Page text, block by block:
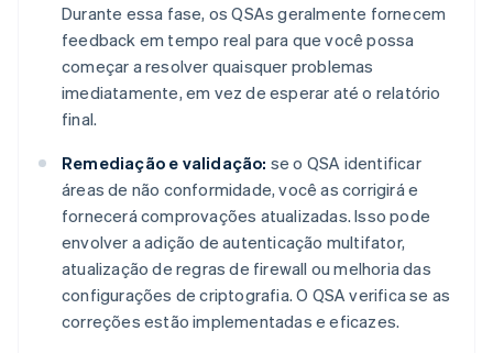
Durante essa fase, os QSAs geralmente fornecem
feedback em tempo real para que você possa
começar a resolver quaisquer problemas
imediatamente, em vez de esperar até o relatório
final.
Remediação e validação: se o QSA identificar
áreas de não conformidade, você as corrigirá e
fornecerá comprovações atualizadas. Isso pode
envolver a adição de autenticação multifator,
atualização de regras de firewall ou melhoria das
configurações de criptografia. O QSA verifica se as
correções estão implementadas e eficazes.